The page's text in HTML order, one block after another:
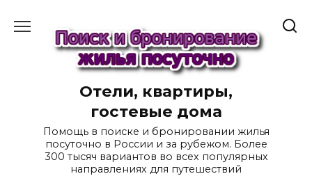
содержанию
Отели, квартиры,
гостевые дома
Помощь в поиске и бронировании жилья
посуточно в России и за рубежом. Более
300 тысяч вариантов во всех популярных
направлениях для путешествий